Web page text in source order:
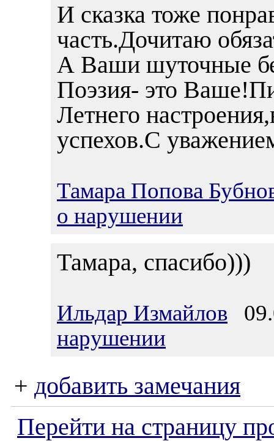
И сказка тоже
часть.Дочитаю
А Ваши шуточные
Поэзия- это
Летнего
успехов.С
Тамара Попова
о нарушении
Тамара, спасибо)))
Ильдар Измайлов
нарушении
+ добавить замечания
Перейти на страницу